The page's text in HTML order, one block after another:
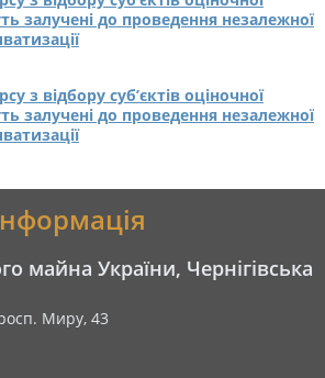
залучені до проведення незалежної
з відбору суб’єктів оціночної
залучені до проведення незалежної
майна України, Чернігівська
Миру, 43